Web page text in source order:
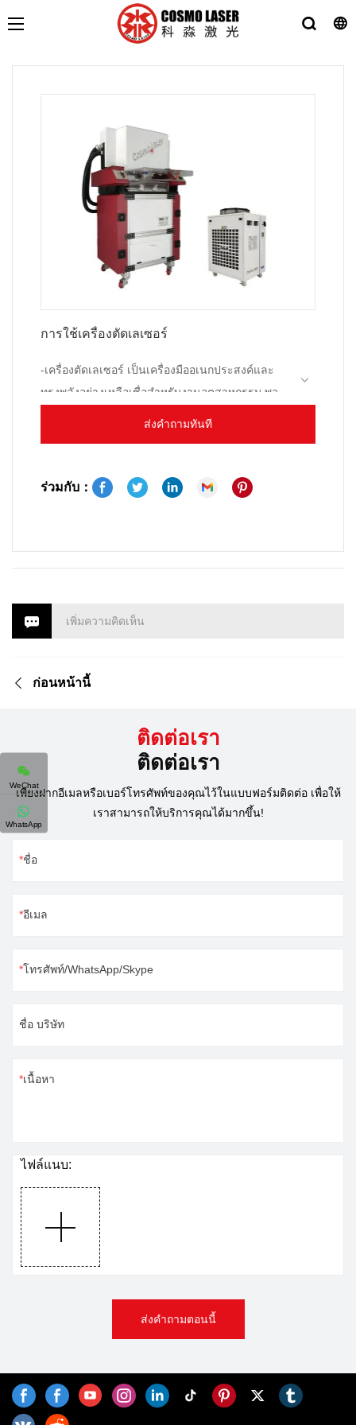
การใช้เครื่องตัดเลเซอร์
-เครื่องตัดเลเซอร์ เป็นเครื่องมืออเนกประสงค์และ
ทรงพลังอย่างเหลือเชื่อสำหรับงานอุตสาหกรรม พวก
อื่นๆ ความสามารถที่หลากหลายทำให้เป็นทรัพย์สิน
ตัดเลเซอร์ เพื่อให้คุณตัดสินใจได้ว่าเครื่องตัดเหล่านี้
ส่งคำถามทันที
ร่วมกับ：
เพิ่มความคิดเห็น
ก่อนหน้านี้
ติดต่อเรา
ติดต่อเรา
เพียงฝากอีเมลหรือเบอร์โทรศัพท์ของคุณไว้ในแบบฟอร์มติดต่อ เพื่อให้
เราสามารถให้บริการคุณได้มากขึ้น!
ชื่อ
อีเมล
โทรศัพท์/WhatsApp/Skype
ชื่อ บริษัท
เนื้อหา
ไฟล์แนบ:
ส่งคำถามตอนนี้
WeChat
WhatsApp